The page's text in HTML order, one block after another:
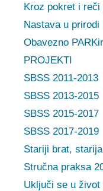
Kroz pokret i reči
Nastava u prirodi
Obavezno
PROJEKTI
SBSS 2011-2013
SBSS 2013-2015
SBSS 2015-2017
SBSS 2017-2019
Stariji brat,
Stručna praksa
Uključi se u